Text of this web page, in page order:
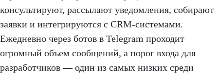
консультируют, рассылают уведомления, собирают
заявки и интегрируются с CRM-системами.
Ежедневно через ботов в Telegram проходит
огромный объем сообщений, а порог входа для
разработчиков — один из самых низких среди